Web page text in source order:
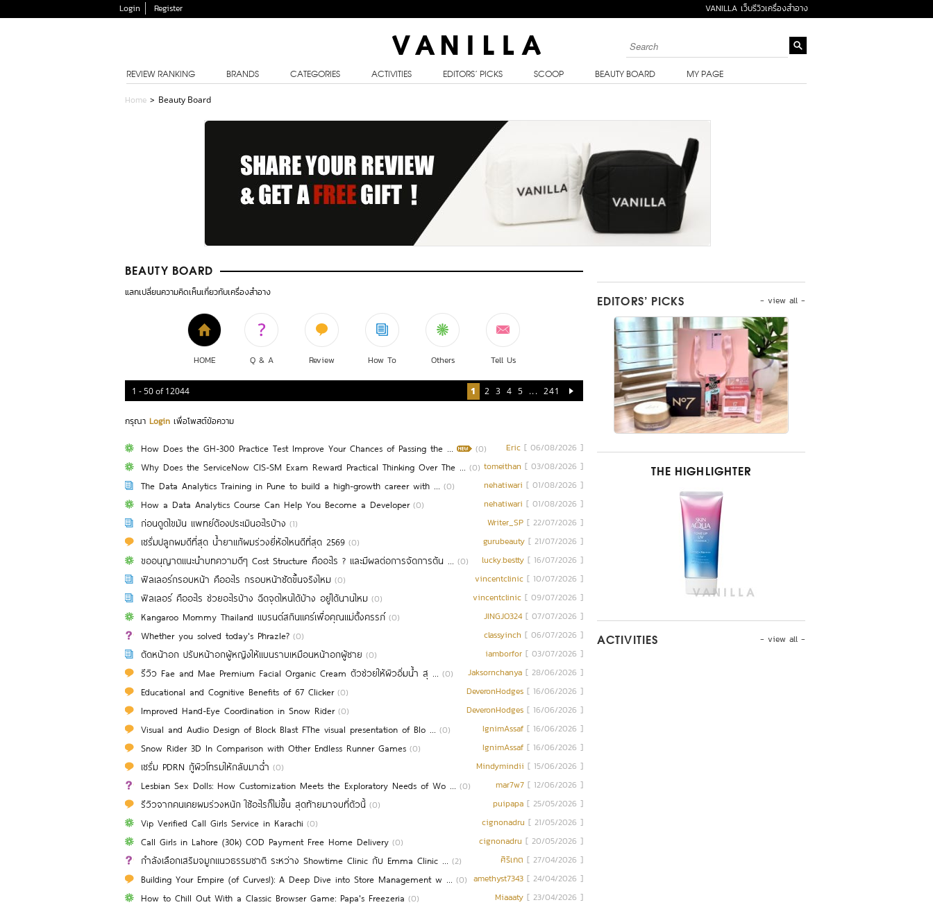
Login Register VANILLA เว็บรีวิวเครื่องสำอาง
REVIEW RANKING BRANDS CATEGORIES ACTIVITIES EDITORS’ PICKS SCOOP BEAUTY BOARD MY PAGE
Home > Beauty Board
BEAUTY BOARD
แลกเปลี่ยนความคิดเห็นเกี่ยวกับเครื่องสำอาง
HOME Q & A Review How To Others Tell Us
1 2 3 4 5 ... 241
1 - 50of12044
กรุณา Login เพื่อโพสต์ข้อความ
How Does the GH-300 Practice Test Improve Your Chances of Passing the ... (0) Eric [ 06/08/2026 ]
Why Does the ServiceNow CIS-SM Exam Reward Practical Thinking Over The ... (0) tomeithan [ 03/08/2026 ]
The Data Analytics Training in Pune to build a high-growth career with ... (0) nehatiwari [ 01/08/2026 ]
How a Data Analytics Course Can Help You Become a Developer (0) nehatiwari [ 01/08/2026 ]
ก่อนดูดไขมัน แพทย์ต้องประเมินอะไรบ้าง (1) Writer_SP [ 22/07/2026 ]
เซรั่มปลูกผมดีที่สุด น้ำยาแก้ผมร่วงยี่ห้อไหนดีที่สุด 2569 (0) gurubeauty [ 21/07/2026 ]
ขออนุญาตแนะนำบทความดีๆ Cost Structure คืออะไร ? และมีผลต่อการจัดการต้น ... (0) lucky.bestty [ 16/07/2026 ]
ฟิลเลอร์กรอบหน้า คืออะไร กรอบหน้าชัดขึ้นจริงไหม (0) vincentclinic [ 10/07/2026 ]
ฟิลเลอร์ คืออะไร ช่วยอะไรบ้าง ฉีดจุดไหนได้บ้าง อยู่ได้นานไหม (0) vincentclinic [ 09/07/2026 ]
Kangaroo Mommy Thailand แบรนด์สกินแคร์เพื่อคุณแม่ตั้งครรภ์ (0) JINGJO324 [ 07/07/2026 ]
Whether you solved today's Phrazle? (0) classyinch [ 06/07/2026 ]
ตัดหน้าอก ปรับหน้าอกผู้หญิงให้แบนราบเหมือนหน้าอกผู้ชาย (0) iamborfor [ 03/07/2026 ]
รีวิว Fae and Mae Premium Facial Organic Cream ตัวช่วยให้ผิวอิ่มน้ำ สุ ... (0) Jaksornchanya [ 28/06/2026 ]
Educational and Cognitive Benefits of 67 Clicker (0) DeveronHodges [ 16/06/2026 ]
Improved Hand-Eye Coordination in Snow Rider (0) DeveronHodges [ 16/06/2026 ]
Visual and Audio Design of Block Blast FThe visual presentation of Blo ... (0) IgnimAssaf [ 16/06/2026 ]
Snow Rider 3D In Comparison with Other Endless Runner Games (0) IgnimAssaf [ 16/06/2026 ]
เซรั่ม PDRN กู้ผิวโทรมให้กลับมาฉ่ำ (0) Mindymindii [ 15/06/2026 ]
Lesbian Sex Dolls: How Customization Meets the Exploratory Needs of Wo ... (0) mar7w7 [ 12/06/2026 ]
รีวิวจากคนเคยผมร่วงหนัก ใช้อะไรก็ไม่ขึ้น สุดท้ายมาจบที่ตัวนี้ (0) puipapa [ 25/05/2026 ]
Vip Verified Call Girls Service in Karachi (0) cignonadru [ 21/05/2026 ]
Call Girls in Lahore (30k) COD Payment Free Home Delivery (0) cignonadru [ 20/05/2026 ]
กำลังเลือกเสริมจมูกแนวธรรมชาติ ระหว่าง Showtime Clinic กับ Emma Clinic ... (2) ศิริเกต [ 27/04/2026 ]
Building Your Empire (of Curves!): A Deep Dive into Store Management w ... (0) amethyst7343 [ 24/04/2026 ]
How to Chill Out With a Classic Browser Game: Papa's Freezeria (0) Miaaaty [ 23/04/2026 ]
- view all -
EDITORS’ PICKS
THE HIGHLIGHTER
- view all -
ACTIVITIES